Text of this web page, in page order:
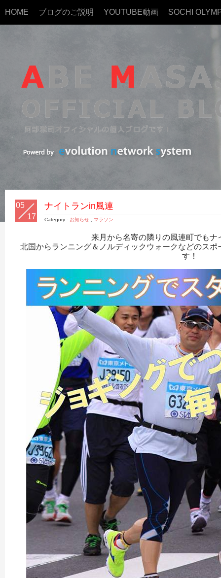
HOME ブログのご説明 YOUTUBE動画 SOCHI
05
17
ナイトランin風連
Category : お知らせ マラソン
来月から名寄の隣りの風連町でもナ
北国からランニング＆ノルディックウォークなどのス
す！